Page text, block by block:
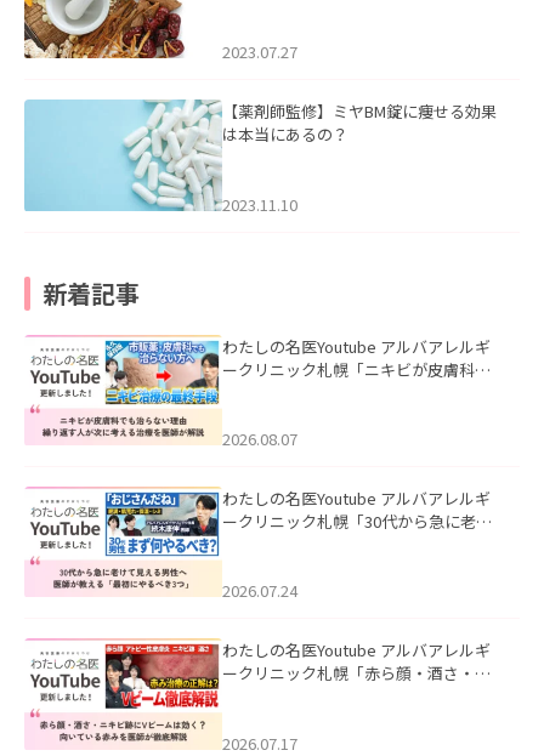
2023.07.27
【薬剤師監修】ミヤBM錠に痩せる効果
は本当にあるの？
2023.11.10
新着記事
わたしの名医Youtube アルバアレルギ
ークリニック札幌「ニキビが皮膚科で
ました。
2026.08.07
わたしの名医Youtube アルバアレルギ
ークリニック札幌「30代から急に老け
た。
2026.07.24
わたしの名医Youtube アルバアレルギ
ークリニック札幌「赤ら顔・酒さ・ニ
した。
2026.07.17